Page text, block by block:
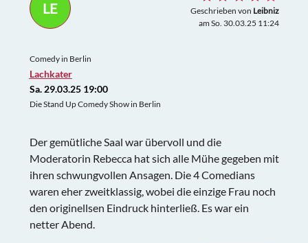
LE Geschrieben von Leibniz
am So. 30.03.25 11:24
Comedy in Berlin
Lachkater
Sa. 29.03.25 19:00
Die Stand Up Comedy Show in Berlin
Der gemütliche Saal war übervoll und die
Moderatorin Rebecca hat sich alle Mühe gegeben mit
ihren schwungvollen Ansagen. Die 4 Comedians
waren eher zweitklassig, wobei die einzige Frau noch
den originellsen Eindruck hinterließ. Es war ein
netter Abend.